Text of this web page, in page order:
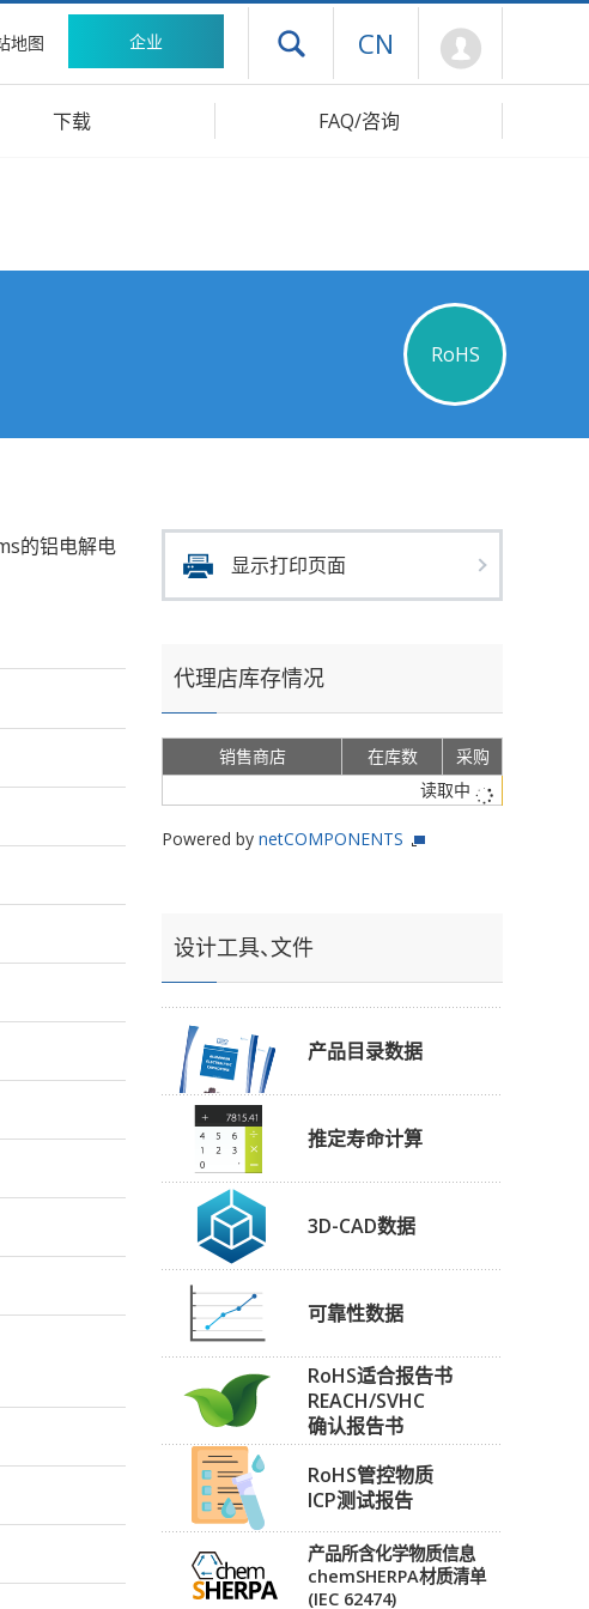
地图 企业 打开抽屉菜单
CN
下载 FAQ/咨询
RoHS
的铝电解电
显示打印页面
代理店库存情况
销售商店 在库数
采购
读取中
Powered by netCOMPONENTS
设计工具、文件
产品目录数据
推定寿命计算
3D-CAD数据
可靠性数据
RoHS适合报告书
REACH/SVHC
确认报告书
RoHS管控物质
ICP测试报告
产品所含化学物质信息
chemSHERPA材质清单
(IEC 62474)